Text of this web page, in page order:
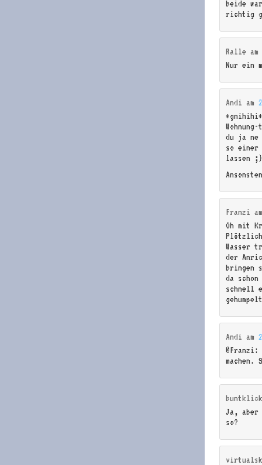
beide
richtig
Ralle am
Nur ein
Andi am
*gnihihi*
du ja ne
so einer
lassen
Franzi
Oh mit
Plötzlich
Wasser
der
bringen
da
schnell
Andi am
machen.
Ja, aber
so?